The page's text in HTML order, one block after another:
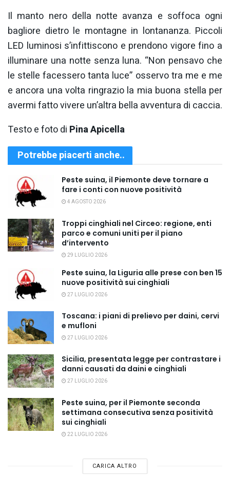
Il manto nero della notte avanza e soffoca ogni
bagliore dietro le montagne in lontananza. Piccoli
LED luminosi s’infittiscono e prendono vigore fino a
illuminare una notte senza luna. “Non pensavo che
le stelle facessero tanta luce” osservo tra me e me
e ancora una volta ringrazio la mia buona stella per
avermi fatto vivere un’altra bella avventura di caccia.
Testo e foto di Pina Apicella
Potrebbe piacerti anche..
Peste suina, il Piemonte deve tornare a
fare i conti con nuove positività
4 AGOSTO 2026
Troppi cinghiali nel Circeo: regione, enti
parco e comuni uniti per il piano
d’intervento
29 LUGLIO 2026
Peste suina, la Liguria alle prese con ben 15
nuove positività sui cinghiali
27 LUGLIO 2026
Toscana: i piani di prelievo per daini, cervi
e mufloni
27 LUGLIO 2026
Sicilia, presentata legge per contrastare i
danni causati da daini e cinghiali
27 LUGLIO 2026
Peste suina, per il Piemonte seconda
settimana consecutiva senza positività
sui cinghiali
22 LUGLIO 2026
CARICA ALTRO